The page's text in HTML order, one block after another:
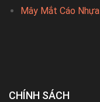
Mây Mắt Cáo Nhựa
CHÍNH SÁCH